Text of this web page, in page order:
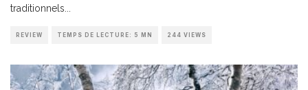
traditionnels...
REVIEW TEMPS DE LECTURE: 5 MN 244 VIEWS